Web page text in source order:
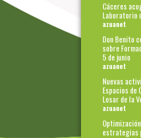
Cáceres
Laboratorio
azuanet
Don Benito
sobre
5 de junio
azuanet
Nuevas
Espacios de
Losar de la
azuanet
estrategias